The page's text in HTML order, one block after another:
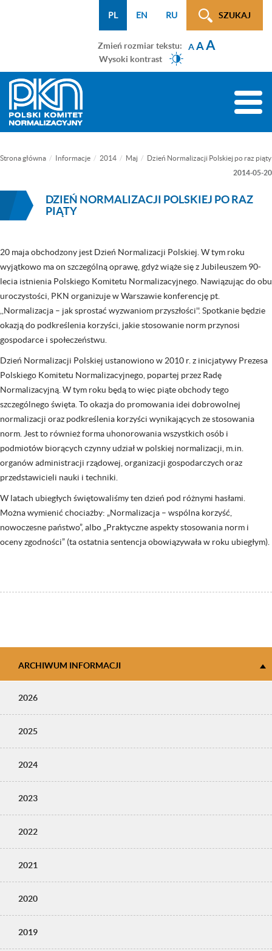
(tylko
na
podstronach)
SZUKAJ
PL EN RU
Zmień rozmiar tekstu: AAA
Wysoki kontrast
Toggle
Strona główna Informacje 2014 Maj Dzień Normalizacji Polskiej po raz piąty
DZIEŃ NORMALIZACJI POLSKIEJ PO RAZ
PIĄTY
2014-05-20
20 maja obchodzony jest Dzień Normalizacji Polskiej. W tym roku
wyjątkowo ma on szczególną oprawę, gdyż wiąże się z Jubileuszem 90-
lecia istnienia Polskiego Komitetu Normalizacyjnego. Nawiązując do obu
uroczystości, PKN organizuje w Warszawie konferencję pt.
,,Normalizacja – jak sprostać wyzwaniom przyszłości''. Spotkanie będzie
okazją do podkreślenia korzyści, jakie stosowanie norm przynosi
gospodarce i społeczeństwu.
Dzień Normalizacji Polskiej ustanowiono w 2010 r. z inicjatywy Prezesa
Polskiego Komitetu Normalizacyjnego, popartej przez Radę
Normalizacyjną. W tym roku będą to więc piąte obchody tego
szczególnego święta. To okazja do promowania idei dobrowolnej
normalizacji oraz podkreślenia korzyści wynikających ze stosowania
norm. Jest to również forma uhonorowania wszystkich osób i
podmiotów biorących czynny udział w polskiej normalizacji, m.in.
organów administracji rządowej, organizacji gospodarczych oraz
przedstawicieli nauki i techniki.
W latach ubiegłych świętowaliśmy ten dzień pod różnymi hasłami.
Można wymienić chociażby: „Normalizacja – wspólna korzyść,
nowoczesne państwo”, albo „Praktyczne aspekty stosowania norm i
oceny zgodności” (ta ostatnia sentencja obowiązywała w roku ubiegłym).
ARCHIWUM INFORMACJI
2026
2025
2024
2023
2022
2021
2020
2019